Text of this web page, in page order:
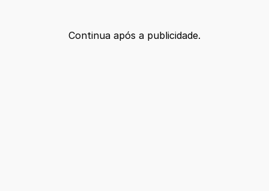
Continua após a publicidade.